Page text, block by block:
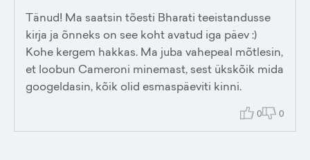
Tänud! Ma saatsin tõesti Bharati teeistandusse
kirja ja õnneks on see koht avatud iga päev :)
Kohe kergem hakkas. Ma juba vahepeal mõtlesin,
et loobun Cameroni minemast, sest ükskõik mida
googeldasin, kõik olid esmaspäeviti kinni.
0 0